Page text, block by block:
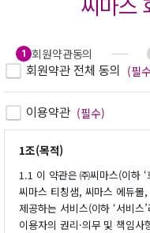
씨마스
1 회원약관동의
회원약관 전체 동의 (필
이용약관 (필수)
1조(목적)
1.1 이 약관은 ㈜씨마스(이하
씨마스 티칭샘, 씨마스 에듀몰
제공하는 서비스(이하 ‘서비
이용자의 권리·의무 및 책임